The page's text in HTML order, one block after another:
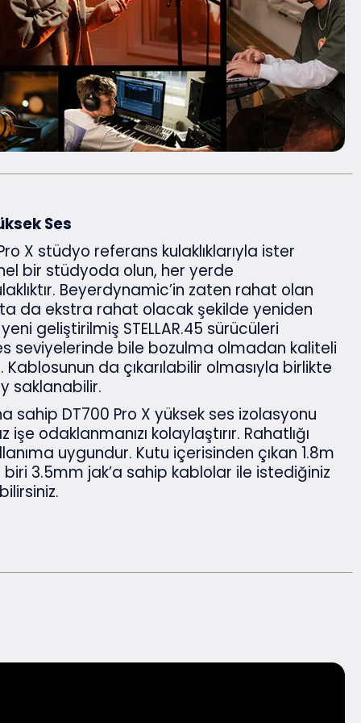
Ses
X stüdyo referans kulaklıklarıyla ister
bir stüdyoda olun, her yerde
Beyerdynamic’in zaten rahat olan
da ekstra rahat olacak şekilde yeniden
geliştirilmiş STELLAR.45 sürücüleri
seviyelerinde bile bozulma olmadan kaliteli
da çıkarılabilir olmasıyla birlikte
saklanabilir.
sahip DT700 Pro X yüksek ses izolasyonu
işe odaklanmanızı kolaylaştırır. Rahatlığı
uygundur. Kutu içerisinden çıkan 1.8m
3.5mm jak’a sahip kablolar ile istediğiniz